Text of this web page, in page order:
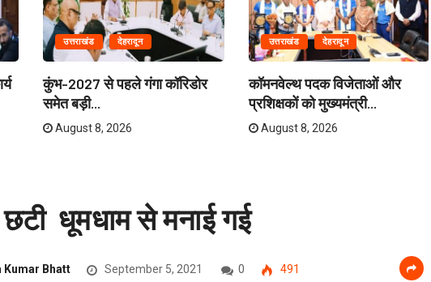
उत्तराखंड देहरादून
कुंभ-2027 से पहले गंगा कॉरिडोर
समेत बड़ी...
August 8, 2026
उत्तराखंड देहरादून
कॉमनवेल्थ पदक विजेताओं और
प्रशिक्षकों को मुख्यमंत्री...
August 8, 2026
धूमधाम से मनाई गई
Kumar Bhatt September 5, 2021 0 491